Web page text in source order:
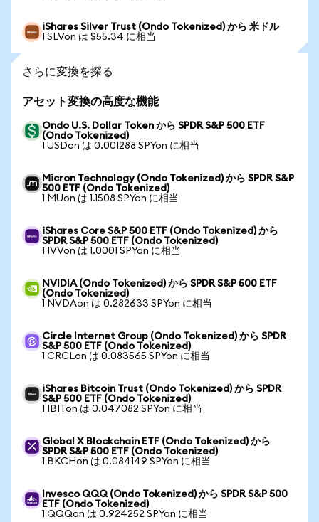
iShares Silver Trust (Ondo Tokenized) から 米ドル
1 SLVon は $55.34 に相当
さらに変換を探る
アセット変換の高度な機能
Ondo U.S. Dollar Token から SPDR S&P 500 ETF
(Ondo Tokenized)
1 USDon は 0.001288 SPYon に相当
Micron Technology (Ondo Tokenized) から SPDR S&P
500 ETF (Ondo Tokenized)
1 MUon は 1.1508 SPYon に相当
iShares Core S&P 500 ETF (Ondo Tokenized) から
SPDR S&P 500 ETF (Ondo Tokenized)
1 IVVon は 1.0001 SPYon に相当
NVIDIA (Ondo Tokenized) から SPDR S&P 500 ETF
(Ondo Tokenized)
1 NVDAon は 0.282633 SPYon に相当
Circle Internet Group (Ondo Tokenized) から SPDR
S&P 500 ETF (Ondo Tokenized)
1 CRCLon は 0.083565 SPYon に相当
iShares Bitcoin Trust (Ondo Tokenized) から SPDR
S&P 500 ETF (Ondo Tokenized)
1 IBITon は 0.047082 SPYon に相当
Global X Blockchain ETF (Ondo Tokenized) から
SPDR S&P 500 ETF (Ondo Tokenized)
1 BKCHon は 0.084149 SPYon に相当
Invesco QQQ (Ondo Tokenized) から SPDR S&P 500
ETF (Ondo Tokenized)
1 QQQon は 0.924252 SPYon に相当